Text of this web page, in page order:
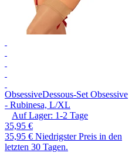
ObsessiveDessous-Set Obsessive
- Rubinesa, L/XL
Auf Lager: 1-2 Tage
35,95 €
35,95 € Niedrigster Preis in den
letzten 30 Tagen.